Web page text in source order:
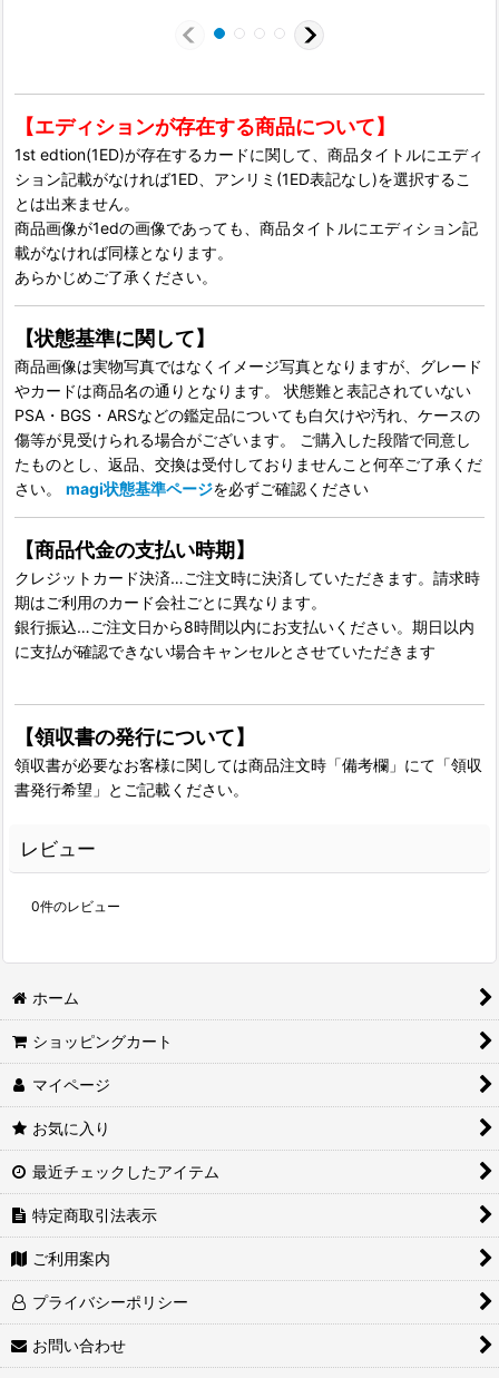
【エディションが存在する商品について】
1st edtion(1ED)が存在するカードに関して、商品タイトルにエディ
ション記載がなければ1ED、アンリミ(1ED表記なし)を選択するこ
とは出来ません。
商品画像が1edの画像であっても、商品タイトルにエディション記
載がなければ同様となります。
あらかじめご了承ください。
【状態基準に関して】
商品画像は実物写真ではなくイメージ写真となりますが、グレード
やカードは商品名の通りとなります。 状態難と表記されていない
PSA・BGS・ARSなどの鑑定品についても白欠けや汚れ、ケースの
傷等が見受けられる場合がございます。 ご購入した段階で同意し
たものとし、返品、交換は受付しておりませんこと何卒ご了承くだ
さい。 magi状態基準ページを必ずご確認ください
【商品代金の支払い時期】
クレジットカード決済…ご注文時に決済していただきます。請求時
期はご利用のカード会社ごとに異なります。
銀行振込…ご注文日から8時間以内にお支払いください。期日以内
に支払が確認できない場合キャンセルとさせていただきます
【領収書の発行について】
領収書が必要なお客様に関しては商品注文時「備考欄」にて「領収
書発行希望」とご記載ください。
レビュー
0件のレビュー
ホーム
ショッピングカート
マイページ
お気に入り
最近チェックしたアイテム
特定商取引法表示
ご利用案内
プライバシーポリシー
お問い合わせ